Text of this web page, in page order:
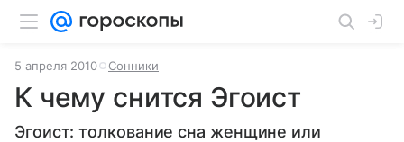
5 апреля 2010 Сонники
К чему снится Эгоист
Эгоист: толкование сна женщине или